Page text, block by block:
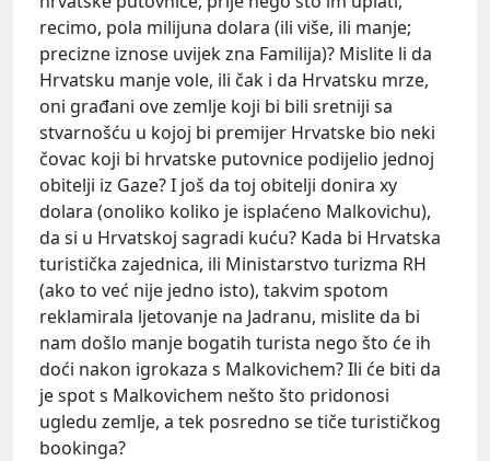
recimo, pola milijuna dolara (ili više, ili manje;
precizne iznose uvijek zna Familija)? Mislite li da
Hrvatsku manje vole, ili čak i da Hrvatsku mrze,
oni građani ove zemlje koji bi bili sretniji sa
stvarnošću u kojoj bi premijer Hrvatske bio neki
čovac koji bi hrvatske putovnice podijelio jednoj
obitelji iz Gaze? I još da toj obitelji donira xy
dolara (onoliko koliko je isplaćeno Malkovichu),
da si u Hrvatskoj sagradi kuću? Kada bi Hrvatska
turistička zajednica, ili Ministarstvo turizma RH
(ako to već nije jedno isto), takvim spotom
reklamirala ljetovanje na Jadranu, mislite da bi
nam došlo manje bogatih turista nego što će ih
doći nakon igrokaza s Malkovichem? Ili će biti da
je spot s Malkovichem nešto što pridonosi
ugledu zemlje, a tek posredno se tiče turističkog
bookinga?